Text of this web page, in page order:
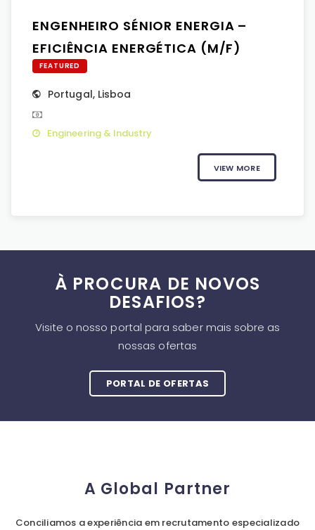
ENGENHEIRO SÉNIOR ENERGIA –
EFICIÊNCIA ENERGÉTICA (M/F)
FEATURED
Portugal, Lisboa
Engineering & Industry
VIEW MORE
À PROCURA DE NOVOS
DESAFIOS?
Visite o nosso portal para saber mais sobre as
nossas ofertas
PORTAL DE OFERTAS
A Global Partner
Conciliamos a experiência em recrutamento especializado